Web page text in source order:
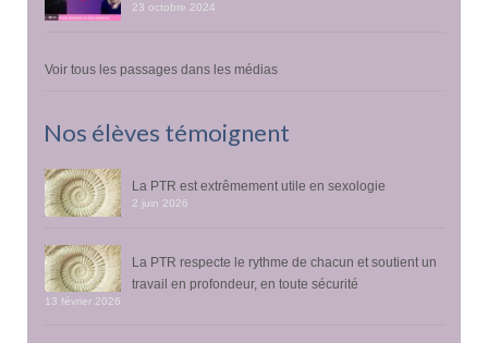
23 octobre 2024
Voir tous les passages dans les médias
Nos élèves témoignent
La PTR est extrêmement utile en sexologie
2 juin 2026
La PTR respecte le rythme de chacun et soutient un
travail en profondeur, en toute sécurité
13 février 2026